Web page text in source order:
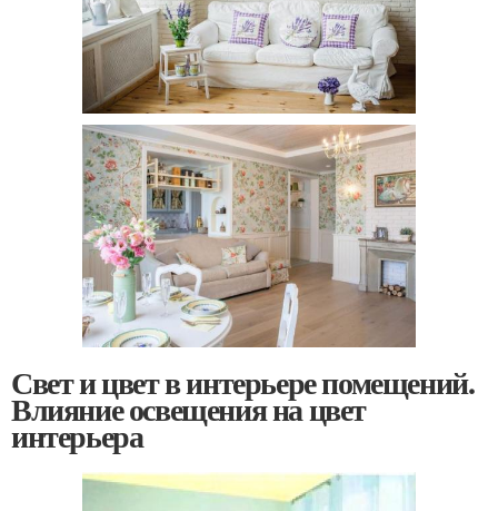
Свет и цвет в интерьере помещений.
Влияние освещения на цвет
интерьера